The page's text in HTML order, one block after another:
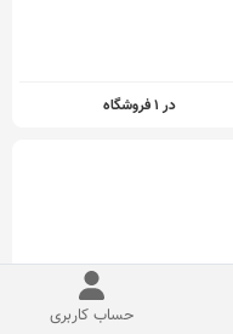
در 1 فروشگاه
حساب کاربری